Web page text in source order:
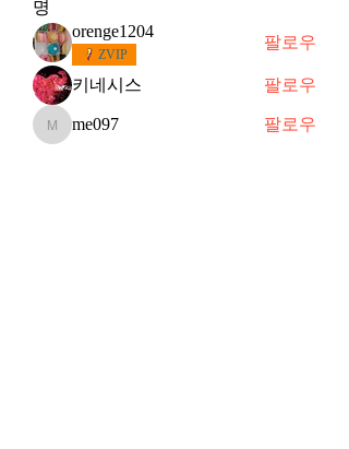
명
orenge1204
ZVIP
팔로우
키네시스 팔로우
me097
me097
팔로우